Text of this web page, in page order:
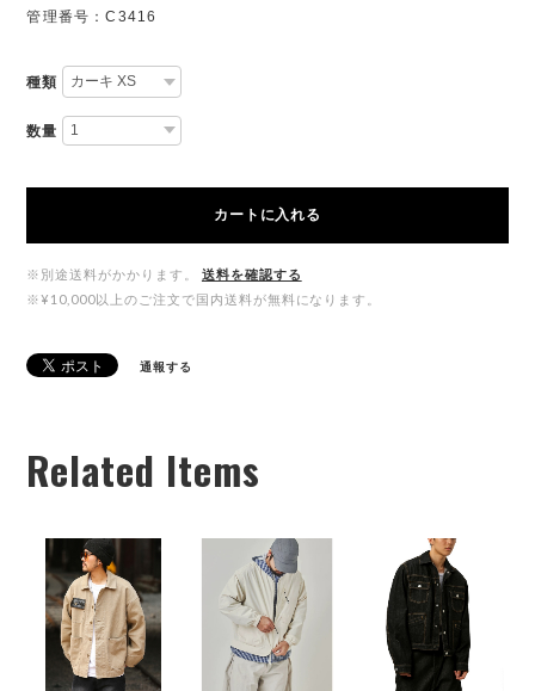
管理番号：C3416
種類
数量
カートに入れる
※別途送料がかかります。
送料を確認する
※¥10,000以上のご注文で国内送料が無料になります。
通報する
Related Items